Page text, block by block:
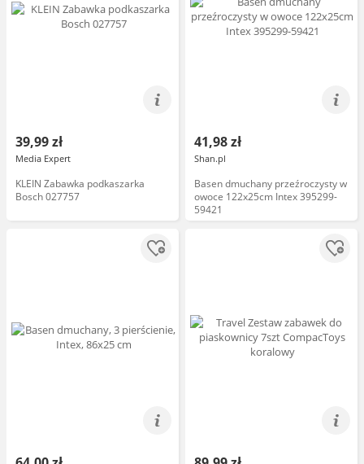
39,99 zł
Media Expert
KLEIN Zabawka podkaszarka
Bosch 027757
41,98 zł
Shan.pl
Basen dmuchany przeźroczysty w
owoce 122x25cm Intex 395299-
59421